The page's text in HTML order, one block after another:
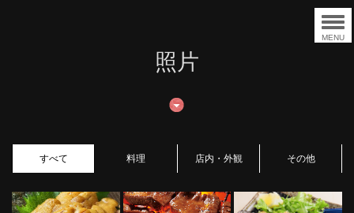
MENU
照片
すべて 料理 店内・外観 その他